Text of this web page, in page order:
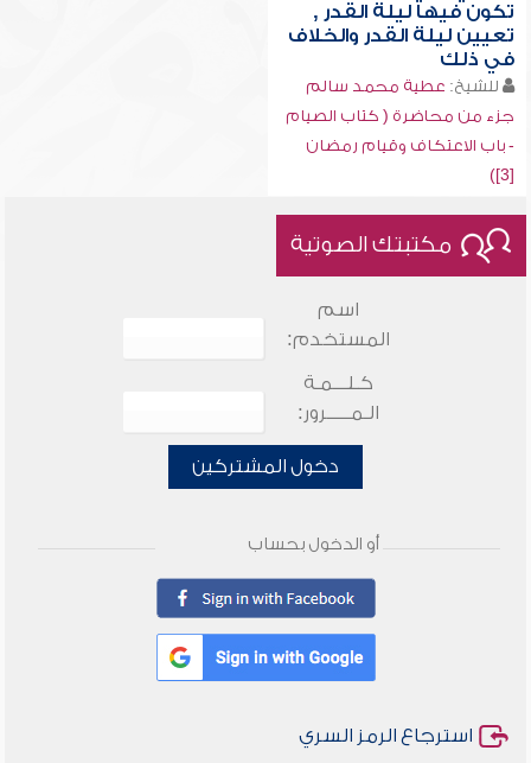
تكون فيها ليلة القدر ,
تعيين ليلة القدر والخلاف
في ذلك
للشيخ: عطية محمد سالم
جزء من محاضرة ( كتاب الصيام
- باب الاعتكاف وقيام رمضان
[3])
مكتبتك الصوتية
اسم
المستخدم:
كـلـــمـة
الـمـــــرور:
دخول المشتركين
أو الدخول بحساب
استرجاع الرمز السري